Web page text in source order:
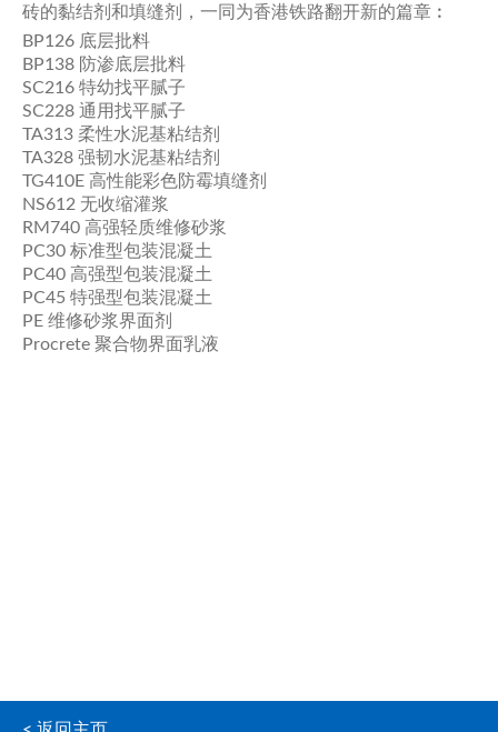
砖的黏结剂和填缝剂，一同为香港铁路翻开新的篇章︰
BP126 底层批料
BP138 防渗底层批料
SC216 特幼找平腻子
SC228 通用找平腻子
TA313 柔性水泥基粘结剂
TA328 强韧水泥基粘结剂
TG410E 高性能彩色防霉填缝剂
NS612 无收缩灌浆
RM740 高强轻质维修砂浆
PC30 标准型包装混凝土
PC40 高强型包装混凝土
PC45 特强型包装混凝土
PE 维修砂浆界面剂
Procrete 聚合物界面乳液